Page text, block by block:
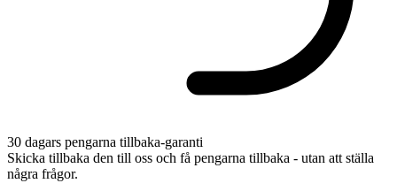
30 dagars pengarna tillbaka-garanti
Skicka tillbaka den till oss och få pengarna tillbaka - utan att ställa
några frågor.